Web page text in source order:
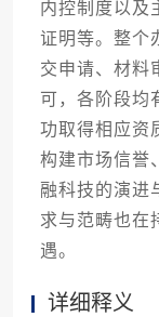
内控制度以及
证明等。整个
交申请、材料
可，各阶段均
功取得相应资
构建市场信誉
融科技的演进
求与范畴也在
遇。
详细释义